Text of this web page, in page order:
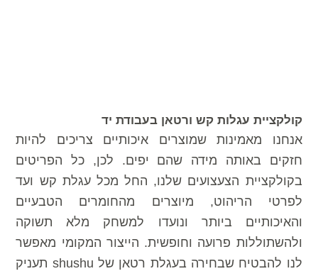
קולקציית עגלות קש ורטאן בעבודת יד
אנחנו מאמינות שמוצרים איכותיים צריכים להיות
חזקים באותה מידה שהם יפים. לכן, כל הפריטים
בקולקציית הצעצועים שלנו, החל מכל עגלת קש ועד
לפרטי הריהוט, מיוצרים מהחומרים הטבעיים
והאיכותיים ביותר ונועדו למשחק מלא תשוקה
ולהשתוללות פרועה וחופשית. הייצור המקומי מאפשר
לנו להבטיח שבחירה בעגלת רטאן של shushu תעניק